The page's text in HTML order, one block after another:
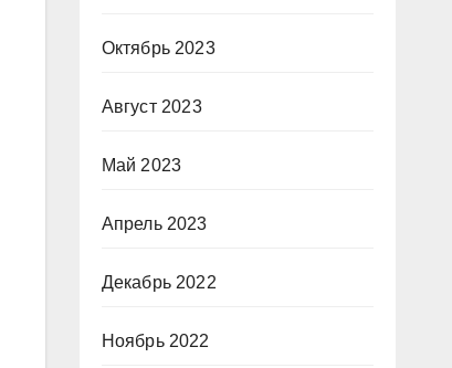
Октябрь 2023
Август 2023
Май 2023
Апрель 2023
Декабрь 2022
Ноябрь 2022